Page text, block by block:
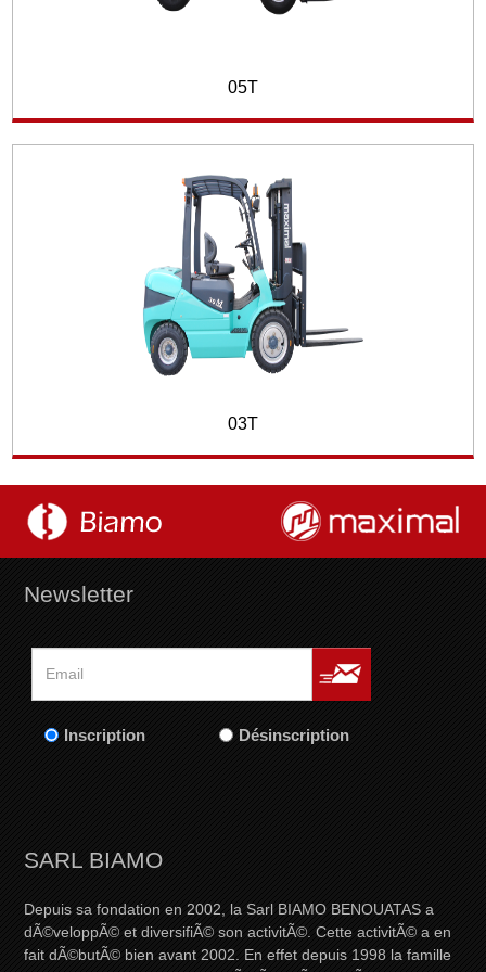
05T
03T
Newsletter
Inscription Désinscription
SARL BIAMO
Depuis sa fondation en 2002, la Sarl BIAMO BENOUATAS a
dÃ©veloppÃ© et diversifiÃ© son activitÃ©. Cette activitÃ© a en
fait dÃ©butÃ© bien avant 2002. En effet depuis 1998 la famille